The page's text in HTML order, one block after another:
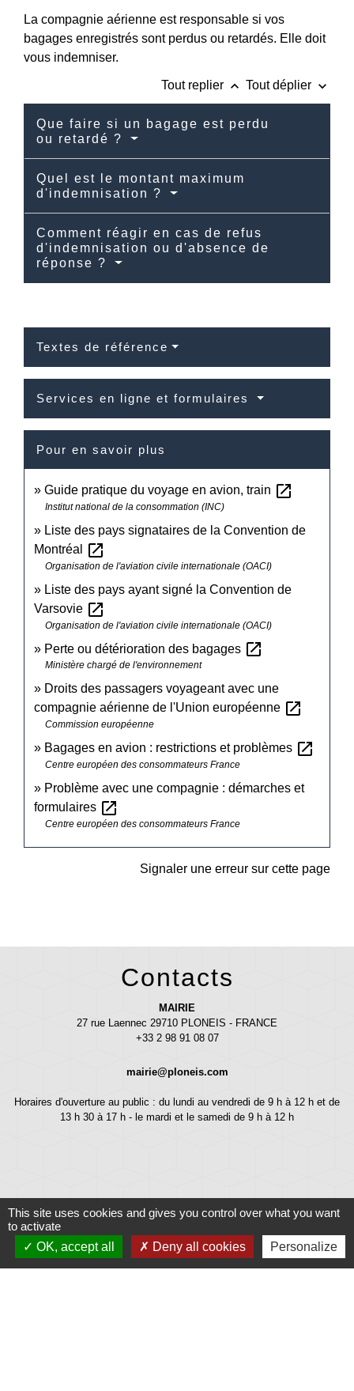
La compagnie aérienne est responsable si vos
bagages enregistrés sont perdus ou retardés. Elle doit
vous indemniser.
Tout replier keyboard_arrow_up Tout déplier keyboard_arrow_down
Que faire si un bagage est perdu
ou retardé ?
Quel est le montant maximum
d'indemnisation ?
Comment réagir en cas de refus
d'indemnisation ou d'absence de
réponse ?
Textes de référence
Services en ligne et formulaires
Pour en savoir plus
Guide pratique du voyage en avion, train open_in_new
Institut national de la consommation (INC)
Liste des pays signataires de la Convention de
Montréal
open_in_new
Organisation de l'aviation civile internationale (OACI)
Liste des pays ayant signé la Convention de
Varsovie open_in_new
Organisation de l'aviation civile internationale (OACI)
Perte ou détérioration des bagages open_in_new
Ministère chargé de l'environnement
Droits des passagers voyageant avec une
compagnie aérienne de l'Union européenne open_in_new
Commission européenne
Bagages en avion : restrictions et problèmes open_in_new
Centre européen des consommateurs France
Problème avec une compagnie : démarches et
formulaires open_in_new
Centre européen des consommateurs France
Signaler une erreur sur cette page
Contacts
MAIRIE
27 rue Laennec 29710 PLONEIS - FRANCE
+33 2 98 91 08 07
mairie@ploneis.com
Horaires d'ouverture au public : du lundi au vendredi de 9 h à 12 h et de
13 h 30 à 17 h - le mardi et le samedi de 9 h à 12 h
This site uses cookies and gives you control over what you want
to activate
OK, accept all
Deny all cookies Personalize